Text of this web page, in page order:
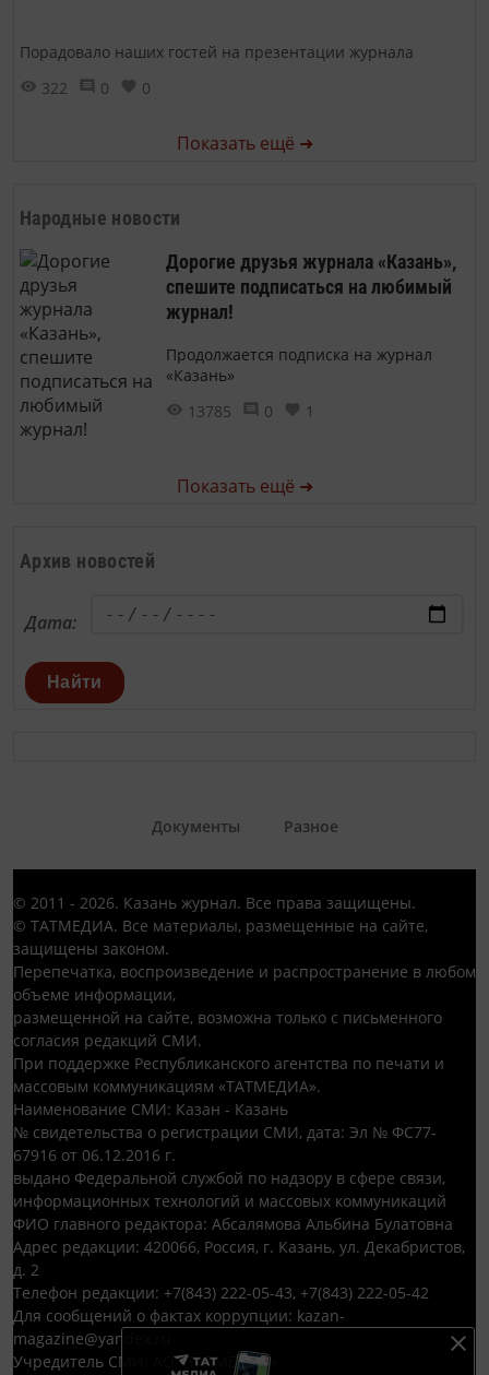
Порадовало наших гостей на презентации журнала
322
0 0
Показать ещё ➜
Народные новости
Дорогие друзья журнала «Казань»,
спешите подписаться на любимый
журнал!
Продолжается подписка на журнал
«Казань»
13785
0 1
Показать ещё ➜
Архив новостей
Дата:
Найти
Документы Разное
© 2011 - 2026. Казань журнал. Все права защищены.
© ТАТМЕДИА. Все материалы, размещенные на сайте,
защищены законом.
Перепечатка, воспроизведение и распространение в любом
объеме информации,
размещенной на сайте, возможна только с письменного
согласия редакций СМИ.
При поддержке Республиканского агентства по печати и
массовым коммуникациям «ТАТМЕДИА».
Наименование СМИ: Казан - Казань
№ свидетельства о регистрации СМИ, дата: Эл № ФС77-
67916 от 06.12.2016 г.
выдано Федеральной службой по надзору в сфере связи,
информационных технологий и массовых коммуникаций
ФИО главного редактора: Абсалямова Альбина Булатовна
Адрес редакции: 420066, Россия, г. Казань, ул. Декабристов,
д. 2
Телефон редакции: +7(843) 222-05-43, +7(843) 222-05-42
Для сообщений о фактах коррупции: kazan-
magazine@yandex.ru
Учредитель СМИ: АО «ТАТМЕДИА»